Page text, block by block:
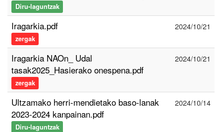
Diru-laguntzak
Iragarkia.pdf
zergak
2024/10/21
Iragarkia NAOn_ Udal
tasak2025_Hasierako onespena.pdf
zergak
2024/10/21
Ultzamako herri-mendietako baso-lanak
2023-2024 kanpainan.pdf
Diru-laguntzak
2024/10/14